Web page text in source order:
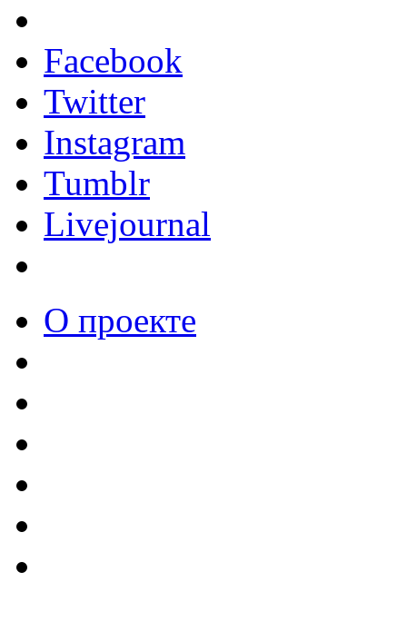
Facebook
Twitter
Instagram
Tumblr
Livejournal
О проекте